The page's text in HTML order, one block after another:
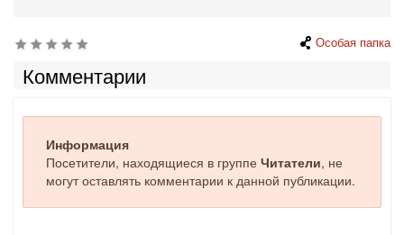
Особая папка
Комментарии
Информация
Посетители, находящиеся в группе Читатели, не
могут оставлять комментарии к данной публикации.